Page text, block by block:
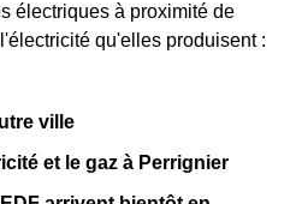
électriques à proximité de
qu'elles produisent :
ville
et le gaz à Perrignier